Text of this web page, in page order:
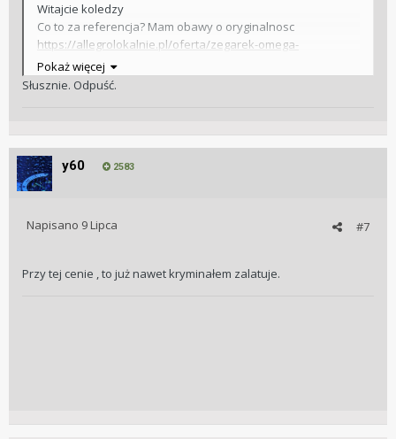
Witajcie koledzy
Co to za referencja? Mam obawy o oryginalnosc
https://allegrolokalnie.pl/oferta/zegarek-omega-
speedmaster-profesional
Pokaż więcej
Słusznie. Odpuść.
y60 2583
#7
Napisano 9 Lipca
Przy tej cenie , to już nawet kryminałem zalatuje.